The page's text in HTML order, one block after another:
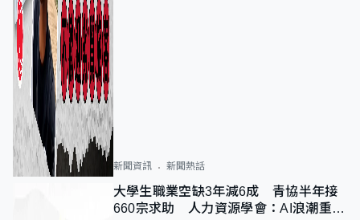
新聞資訊 新聞熱話
大學生職業空缺3年減6成 青協半年接
660宗求助 人力資源學會：AI浪潮重整